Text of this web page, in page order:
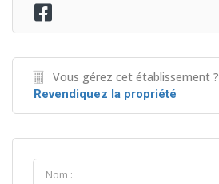
Vous gérez cet établissement ?
Revendiquez la propriété